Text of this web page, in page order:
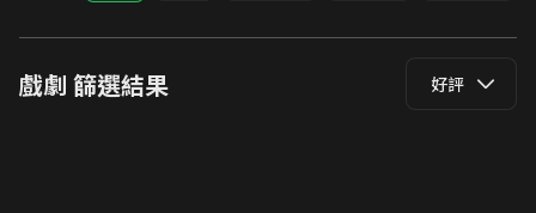
戲劇 篩選結果 好評